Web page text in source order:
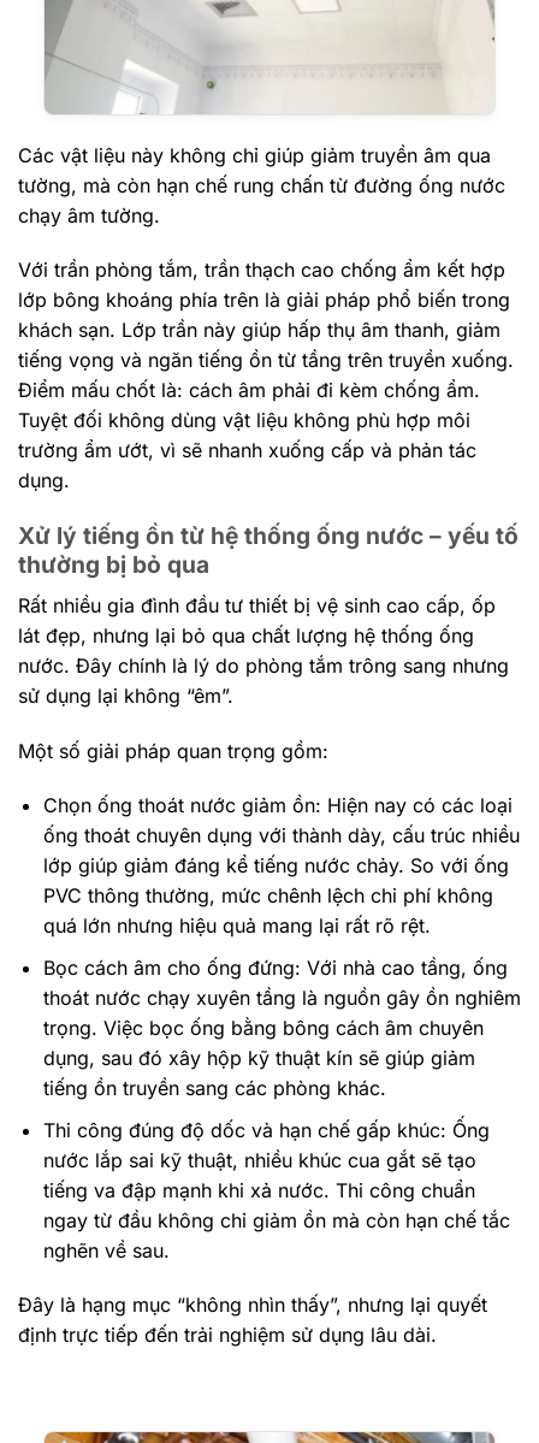
Các vật liệu này không chỉ giúp giảm truyền âm qua
tường, mà còn hạn chế rung chấn từ đường ống nước
chạy âm tường.
Với trần phòng tắm, trần thạch cao chống ẩm kết hợp
lớp bông khoáng phía trên là giải pháp phổ biến trong
khách sạn. Lớp trần này giúp hấp thụ âm thanh, giảm
tiếng vọng và ngăn tiếng ồn từ tầng trên truyền xuống.
Điểm mấu chốt là: cách âm phải đi kèm chống ẩm.
Tuyệt đối không dùng vật liệu không phù hợp môi
trường ẩm ướt, vì sẽ nhanh xuống cấp và phản tác
dụng.
Xử lý tiếng ồn từ hệ thống ống nước – yếu tố
thường bị bỏ qua
Rất nhiều gia đình đầu tư thiết bị vệ sinh cao cấp, ốp
lát đẹp, nhưng lại bỏ qua chất lượng hệ thống ống
nước. Đây chính là lý do phòng tắm trông sang nhưng
sử dụng lại không “êm”.
Một số giải pháp quan trọng gồm:
Chọn ống thoát nước giảm ồn: Hiện nay có các loại
ống thoát chuyên dụng với thành dày, cấu trúc nhiều
lớp giúp giảm đáng kể tiếng nước chảy. So với ống
PVC thông thường, mức chênh lệch chi phí không
quá lớn nhưng hiệu quả mang lại rất rõ rệt.
Bọc cách âm cho ống đứng: Với nhà cao tầng, ống
thoát nước chạy xuyên tầng là nguồn gây ồn nghiêm
trọng. Việc bọc ống bằng bông cách âm chuyên
dụng, sau đó xây hộp kỹ thuật kín sẽ giúp giảm
tiếng ồn truyền sang các phòng khác.
Thi công đúng độ dốc và hạn chế gấp khúc: Ống
nước lắp sai kỹ thuật, nhiều khúc cua gắt sẽ tạo
tiếng va đập mạnh khi xả nước. Thi công chuẩn
ngay từ đầu không chỉ giảm ồn mà còn hạn chế tắc
nghẽn về sau.
Đây là hạng mục “không nhìn thấy”, nhưng lại quyết
định trực tiếp đến trải nghiệm sử dụng lâu dài.